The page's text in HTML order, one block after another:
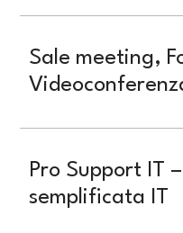
Sale meeting,
Pro Support IT
semplificata IT